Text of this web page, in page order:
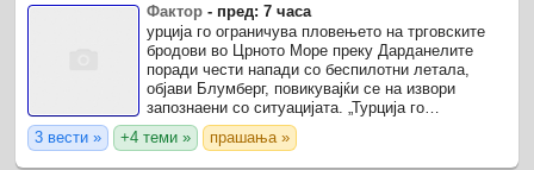
Фактор - пред: 7 часа
урција го ограничува пловењето на трговските
бродови во Црното Море преку Дарданелите
поради чести напади со беспилотни летала,
објави Блумберг, повикувајќи се на извори
запознаени со ситуацијата. „Турција го
ограничува преминот на трговски бродови кон
Црното Море преку ...
3 вести » +4 теми » прашања »